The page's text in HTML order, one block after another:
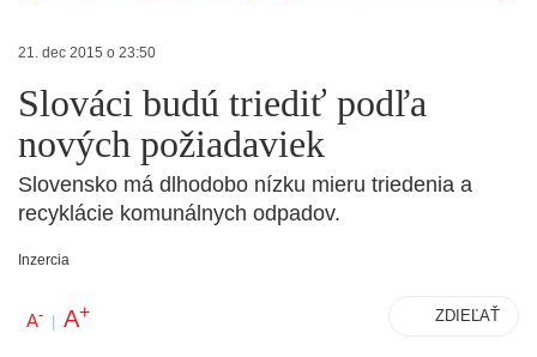
21. dec 2015 o 23:50
Slováci budú triediť podľa
nových požiadaviek
Slovensko má dlhodobo nízku mieru triedenia a
recyklácie komunálnych odpadov.
Inzercia
A- | A+ ZDIEĽAŤ